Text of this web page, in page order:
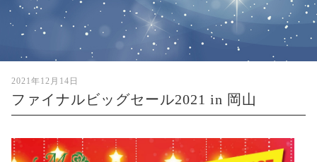
2021年12月14日
ファイナルビッグセール2021 in 岡山